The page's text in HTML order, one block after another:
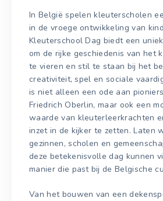
In België spelen kleuterscholen
in de vroege ontwikkeling van
Kleuterschool Dag biedt een
om de rijke geschiedenis van het
te vieren en stil te staan bij het
creativiteit, spel en sociale
is niet alleen een ode aan
Friedrich Oberlin, maar ook een
waarde van kleuterleerkrachten
inzet in de kijker te zetten. Laten
gezinnen, scholen en
deze betekenisvolle dag kunnen
manier die past bij de Belgische
Van het bouwen van een